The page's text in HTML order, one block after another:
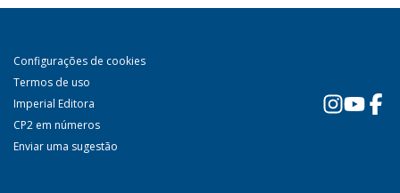
Configurações de cookies
Termos de uso
Imperial Editora
CP2 em números
Enviar uma sugestão